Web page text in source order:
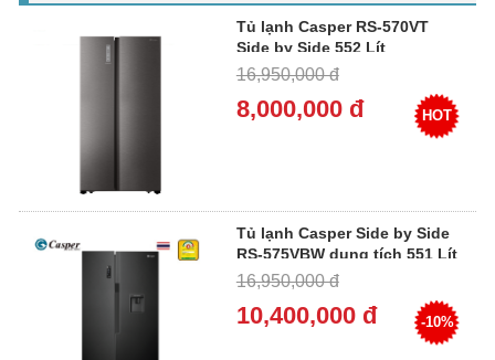
Tủ lạnh Casper RS-570VT
Side by Side 552 Lít
16,950,000 đ
8,000,000 đ HOT
Tủ lạnh Casper Side by Side
RS-575VBW dung tích 551 Lít
16,950,000 đ
10,400,000 đ -10%